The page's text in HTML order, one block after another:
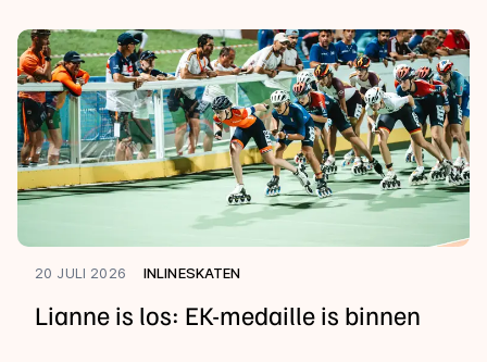
20 JULI 2026 INLINESKATEN
Lianne is los: EK-medaille is binnen